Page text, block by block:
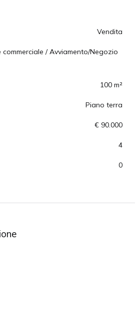
Vendita
/ Avviamento/Negozio
100 m²
Piano terra
€ 90.000
4
0